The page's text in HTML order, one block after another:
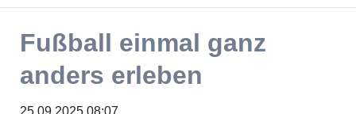
iserv
Hamburg
Mensa
Feed
Fußball einmal ganz
anders erleben
25.09.2025 08:07